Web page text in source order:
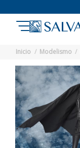
Inicio Modelismo